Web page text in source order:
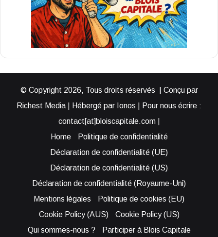
© Copyright 2026, Tous droits réservés | Conçu par
Richest Media | Hébergé par Ionos | Pour nous écrire :
contact[at]bloiscapitale.com |
Home
Politique de confidentialité
Déclaration de confidentialité (UE)
Déclaration de confidentialité (US)
Déclaration de confidentialité (Royaume-Uni)
Mentions légales
Politique de cookies (EU)
Cookie Policy (AUS)
Cookie Policy (US)
Qui sommes-nous ?
Participer à Blois Capitale